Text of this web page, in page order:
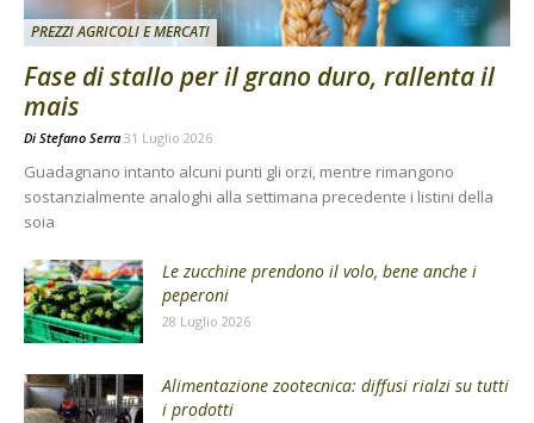
PREZZI AGRICOLI E MERCATI
Fase di stallo per il grano duro, rallenta il
mais
Di Stefano Serra 31 Luglio 2026
Guadagnano intanto alcuni punti gli orzi, mentre rimangono
sostanzialmente analoghi alla settimana precedente i listini della
soia
Le zucchine prendono il volo, bene anche i
peperoni
28 Luglio 2026
Alimentazione zootecnica: diffusi rialzi su tutti
i prodotti